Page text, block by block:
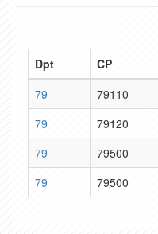
Dpt CP
79
79110
79
79120
79
79500
79
79500